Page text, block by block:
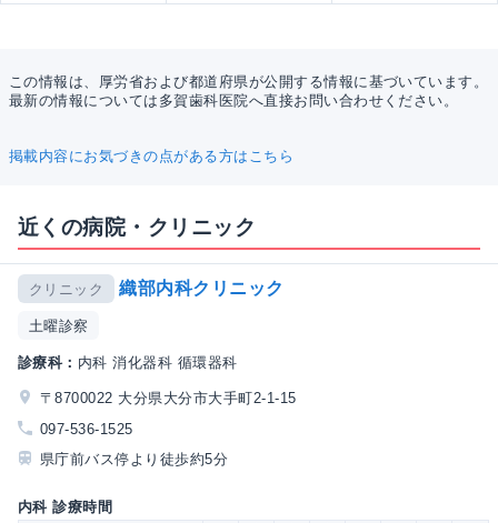
この情報は、厚労省および都道府県が公開する情報に基づいています。
最新の情報については多賀歯科医院へ直接お問い合わせください。
掲載内容にお気づきの点がある方はこちら
近くの病院・クリニック
クリニック 織部内科クリニック
土曜診察
診療科： 内科 消化器科 循環器科
〒8700022 大分県大分市大手町2-1-15
097-536-1525
県庁前バス停より徒歩約5分
内科 診療時間